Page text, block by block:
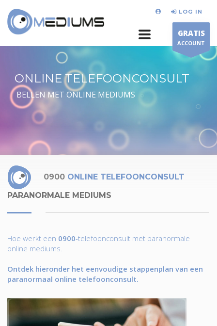
LOG IN
GRATIS
ACCOUNT
ONLINE TELEFOONCONSULT
BELLEN MET ONLINE MEDIUMS
0900 ONLINE TELEFOONCONSULT
PARANORMALE MEDIUMS
Hoe werkt een 0900-telefoonconsult met paranormale
online mediums.
Ontdek hieronder het eenvoudige stappenplan van een
paranormaal online telefoonconsult.